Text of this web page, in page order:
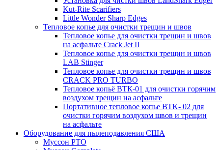
Kut-Rite Scarifiers
Little Wonder Sharp Edges
Тепловое копье для очистки трещин и швов
Тепловое копье для очистки трещин и швов
на асфальте Crack Jet II
Тепловое копье для очистки трещин и швов
LAB Stinger
Тепловое копье для очистки трещин и швов
CRACK PRO TURBO
Тепловое копьё ВТК-01 для очистки горячим
воздухом трещин на асфальте
Портативное тепловое копье BTK- 02 для
очистки горячим воздухом швов и трещин
на асфальте
Оборудование для пылеподавления США
Муссон PTO